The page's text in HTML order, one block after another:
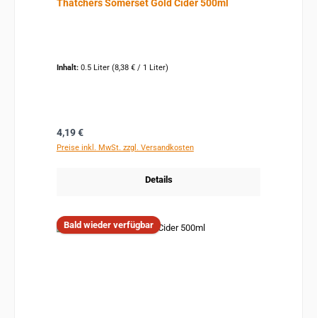
Thatchers Somerset Gold Cider 500ml
Inhalt: 0.5 Liter (8,38 € / 1 Liter)
Regulärer Preis:
4,19 €
Preise inkl. MwSt. zzgl. Versandkosten
Details
Bald wieder verfügbar